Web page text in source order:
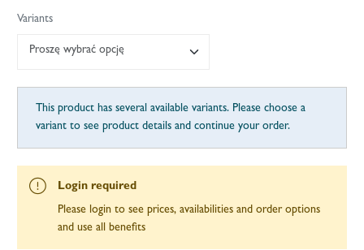
Variants
Proszę wybrać opcję
This product has several available variants. Please choose a
variant to see product details and continue your order.
Login required
Please login to see prices, availabilities and order options
and use all benefits